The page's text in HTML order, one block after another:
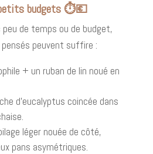
petits budgets ⏱️💶
peu de temps ou de budget,
peuvent suffire :
+ un ruban de lin noué en
d’eucalyptus coincée dans
léger nouée de côté,
pans asymétriques.